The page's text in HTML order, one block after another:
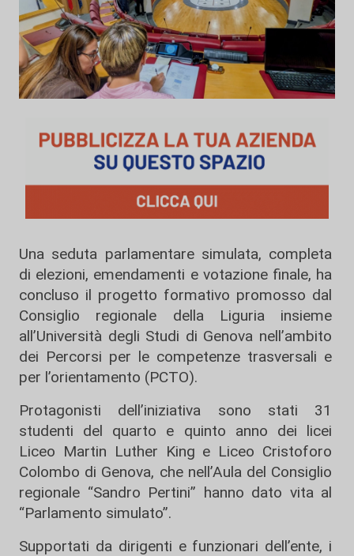
Una seduta parlamentare simulata, completa
di elezioni, emendamenti e votazione finale, ha
concluso il progetto formativo promosso dal
Consiglio regionale della Liguriainsieme
all’Università degli Studi di Genova nell’ambito
dei Percorsi per le competenze trasversali e
per l’orientamento (PCTO).
Protagonisti dell’iniziativa sono stati 31
studenti del quarto e quinto anno dei licei
Liceo Martin Luther King e Liceo Cristoforo
Colombo di Genova, che nell’Aula del Consiglio
regionale “Sandro Pertini” hanno dato vita al
“Parlamento simulato”.
Supportati da dirigenti e funzionari dell’ente, i